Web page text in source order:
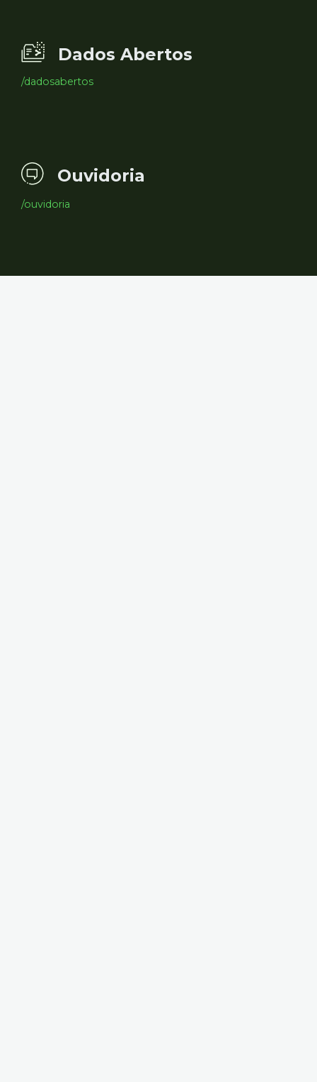
Dados Abertos
/dadosabertos
Ouvidoria
/ouvidoria